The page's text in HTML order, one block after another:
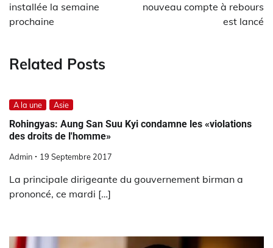
l’article
installée la semaine
prochaine
nouveau compte à rebours
est lancé
Related Posts
A la une Asie
Rohingyas: Aung San Suu Kyi condamne les «violations
des droits de l'homme»
Admin 19 Septembre 2017
La principale dirigeante du gouvernement birman a
prononcé, ce mardi […]